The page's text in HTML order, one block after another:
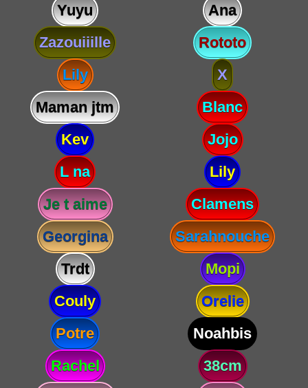
Yuyu
Ana
Zazouiiille
Rototo
Lily
X
Maman jtm
Blanc
Kev
Jojo
L na
Lily
Je t aime
Clamens
Georgina
Sarahnouche
Trdt
Mopi
Couly
Orelie
Potre
Noahbis
Rachel
38cm